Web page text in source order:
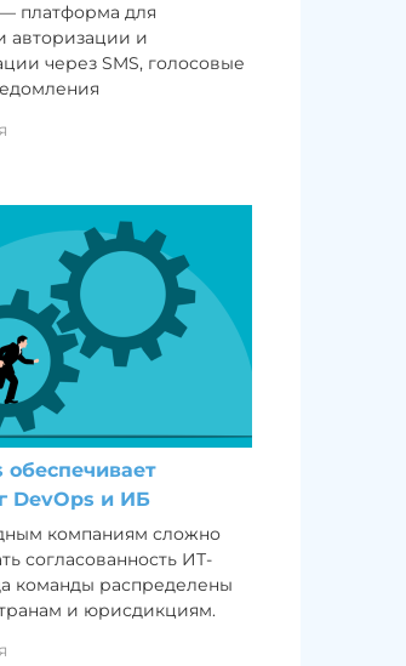
платформа для
авторизации и
через SMS, голосовые
обеспечивает
DevOps и ИБ
компаниям сложно
согласованность ИТ-
команды распределены
и юрисдикциям.